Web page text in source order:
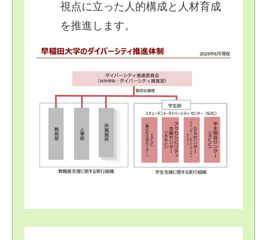
視点に立った人的構成と人材育成
を推進します。